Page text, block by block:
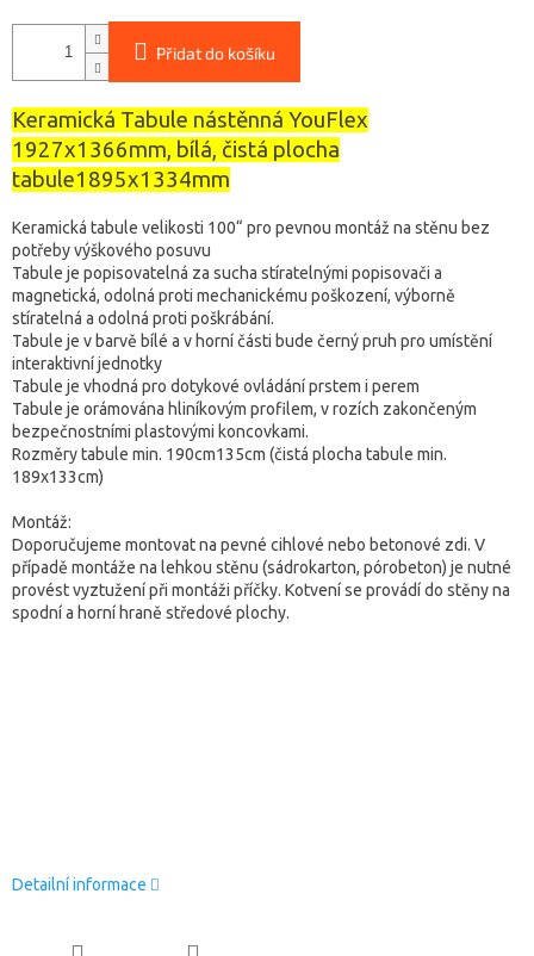
Přidat do košíku
Keramická Tabule nástěnná YouFlex
1927x1366mm, bílá, čistá plocha
tabule1895x1334mm
Keramická tabule velikosti 100“ pro pevnou montáž na stěnu bez
potřeby výškového posuvu
Tabule je popisovatelná za sucha stíratelnými popisovači a
magnetická, odolná proti mechanickému poškození, výborně
stíratelná a odolná proti poškrábání.
Tabule je v barvě bílé a v horní části bude černý pruh pro umístění
interaktivní jednotky
Tabule je vhodná pro dotykové ovládání prstem i perem
Tabule je orámována hliníkovým profilem, v rozích zakončeným
bezpečnostními plastovými koncovkami.
Rozměry tabule min. 190cm135cm (čistá plocha tabule min.
189x133cm)
Montáž:
Doporučujeme montovat na pevné cihlové nebo betonové zdi. V
případě montáže na lehkou stěnu (sádrokarton, pórobeton) je nutné
provést vyztužení při montáži příčky. Kotvení se provádí do stěny na
spodní a horní hraně středové plochy.
Detailní informace